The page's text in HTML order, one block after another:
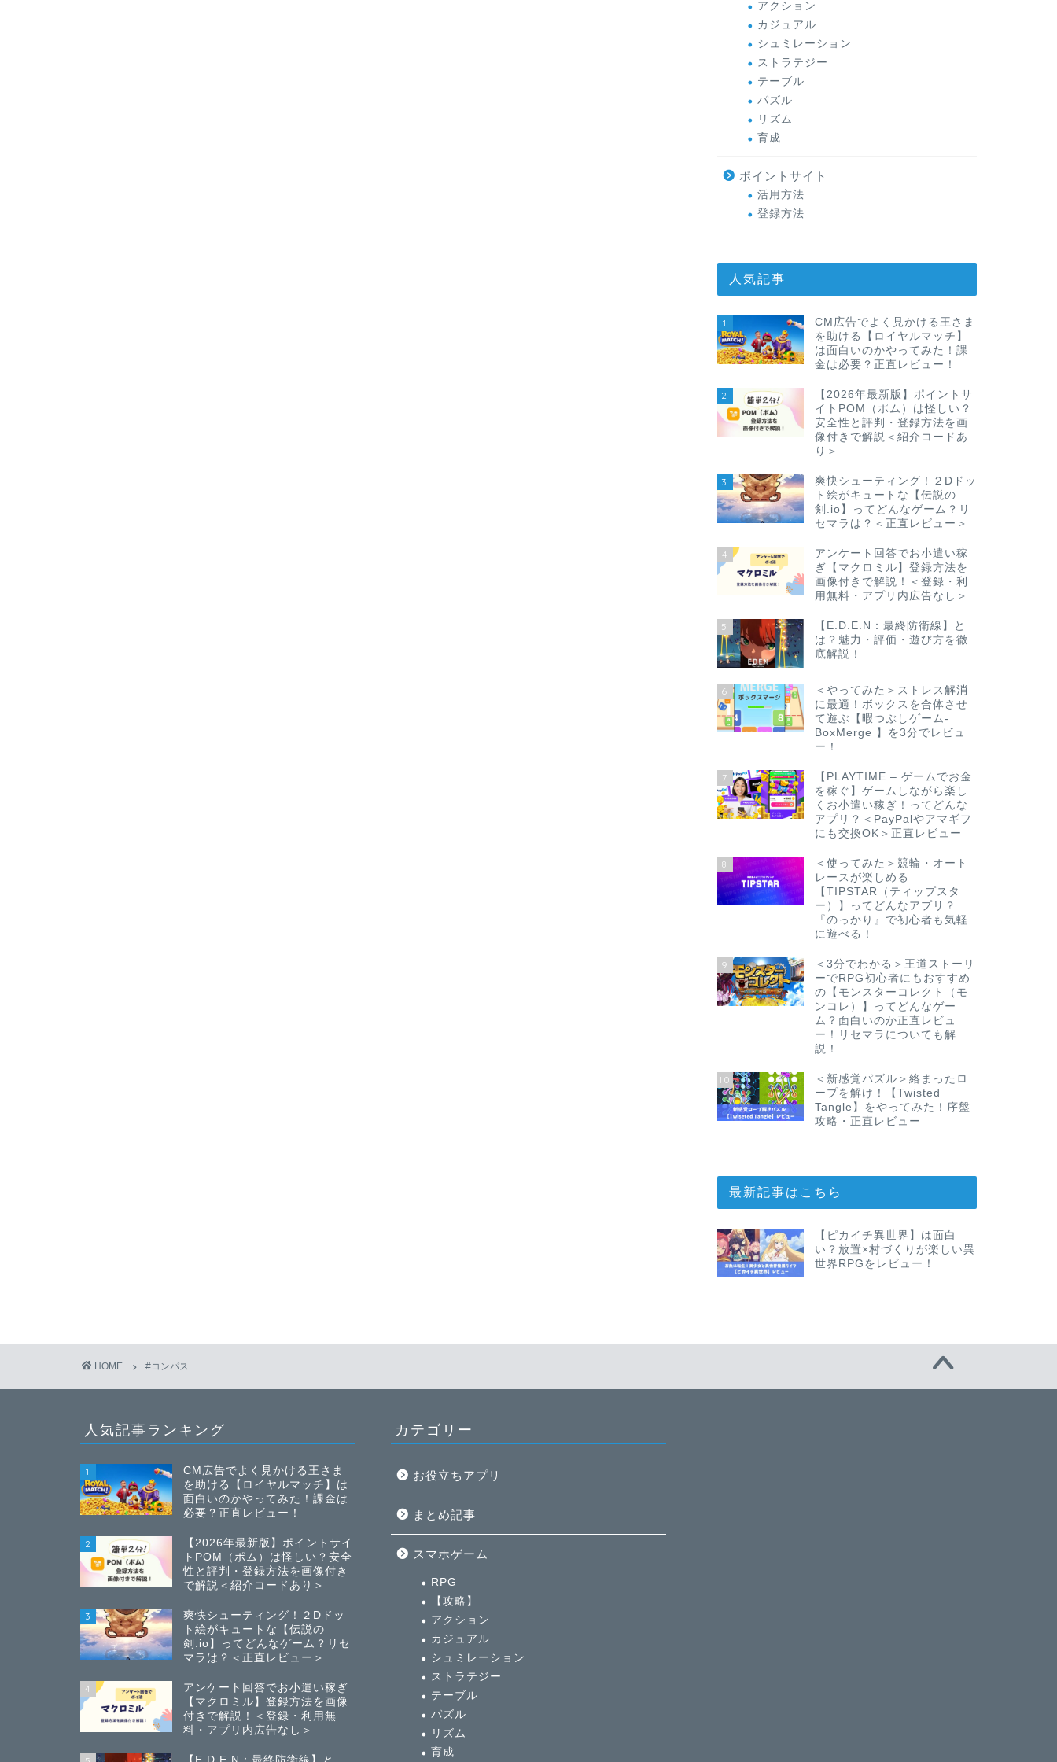
アクション
カジュアル
シュミレーション
ストラテジー
テーブル
パズル
リズム
育成
ポイントサイト
活用方法
登録方法
人気記事
1
CM広告でよく見かける王さま
を助ける【ロイヤルマッチ】
は面白いのかやってみた！課
金は必要？正直レビュー！
2
【2026年最新版】ポイントサ
イトPOM（ポム）は怪しい？
安全性と評判・登録方法を画
像付きで解説＜紹介コードあ
り＞
3
爽快シューティング！２Dドッ
ト絵がキュートな【伝説の
剣.io】ってどんなゲーム？リ
セマラは？＜正直レビュー＞
4
アンケート回答でお小遣い稼
ぎ【マクロミル】登録方法を
画像付きで解説！＜登録・利
用無料・アプリ内広告なし＞
5
【E.D.E.N：最終防衛線】と
は？魅力・評価・遊び方を徹
底解説！
6
＜やってみた＞ストレス解消
に最適！ボックスを合体させ
て遊ぶ【暇つぶしゲーム-
BoxMerge 】を3分でレビュ
ー！
7
【PLAYTIME – ゲームでお金
を稼ぐ】ゲームしながら楽し
くお小遣い稼ぎ！ってどんな
アプリ？＜PayPalやアマギフ
にも交換OK＞正直レビュー
8
＜使ってみた＞競輪・オート
レースが楽しめる
【TIPSTAR（ティップスタ
ー）】ってどんなアプリ？
『のっかり』で初心者も気軽
に遊べる！
9
＜3分でわかる＞王道ストーリ
ーでRPG初心者にもおすすめ
の【モンスターコレクト（モ
ンコレ）】ってどんなゲー
ム？面白いのか正直レビュ
ー！リセマラについても解
説！
10
＜新感覚パズル＞絡まったロ
ープを解け！【Twisted
Tangle】をやってみた！序盤
攻略・正直レビュー
最新記事はこちら
【ピカイチ異世界】は面白
い？放置×村づくりが楽しい異
世界RPGをレビュー！
HOME #コンパス
人気記事ランキング
1
CM広告でよく見かける王さま
を助ける【ロイヤルマッチ】は
面白いのかやってみた！課金は
必要？正直レビュー！
2
【2026年最新版】ポイントサイ
トPOM（ポム）は怪しい？安全
性と評判・登録方法を画像付き
で解説＜紹介コードあり＞
3
爽快シューティング！２Dドッ
ト絵がキュートな【伝説の
剣.io】ってどんなゲーム？リセ
マラは？＜正直レビュー＞
4
アンケート回答でお小遣い稼ぎ
【マクロミル】登録方法を画像
付きで解説！＜登録・利用無
料・アプリ内広告なし＞
カテゴリー
お役立ちアプリ
まとめ記事
スマホゲーム
RPG
【攻略】
アクション
カジュアル
シュミレーション
ストラテジー
テーブル
パズル
リズム
育成